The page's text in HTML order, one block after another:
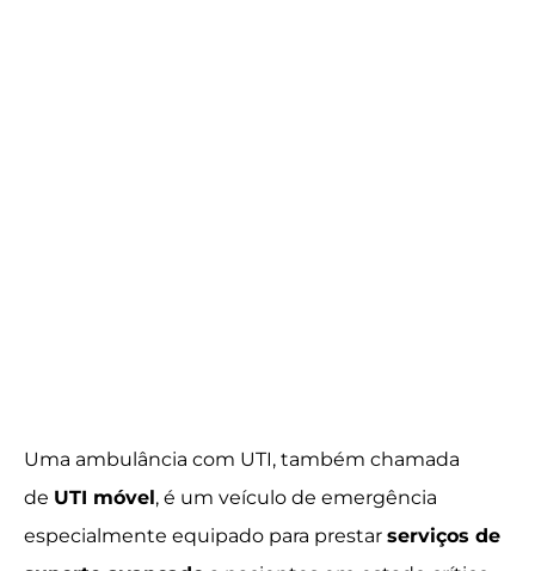
Uma ambulância com UTI, também chamada
de UTI móvel, é um veículo de emergência
especialmente equipado para prestar serviços de